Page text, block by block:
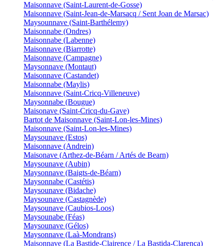
Maisonnave (Saint-Laurent-de-Gosse)
Maisonnave (Saint-Jean-de-Marsacq / Sent Joan de Marsac)
Maysounnave (Saint-Barthélemy)
Maisonnabe (Ondres)
Maisonnabe (Labenne)
Maisonnave (Biarrotte)
Maisonnave (Campagne)
Maysonnave (Montaut)
Maisonnave (Castandet)
Maisonnabe (Maylis)
Maisonnave (Saint-Cricq-Villeneuve)
Maysonnabe (Bougue)
Maisonave (Saint-Cricq-du-Gave)
Bartot de Maisonnave (Saint-Lon-les-Mines)
Maisonnave (Saint-Lon-les-Mines)
Maysounave (Estos)
Maisonnave (Andrein)
Maisonave (Arthez-de-Béarn / Artés de Bearn)
Maysounave (Aubin)
Maysonnave (Baigts-de-Béarn)
Maysonnabe (Castétis)
Maysounave (Bidache)
Maysounave (Castagnède)
Maysounave (Caubios-Loos)
Maysounabe (Féas)
Maysounave (Gélos)
Maysonnave (Laà-Mondrans)
Maisonnave (La Bastide-Clairence / La Bastida-Clarença)